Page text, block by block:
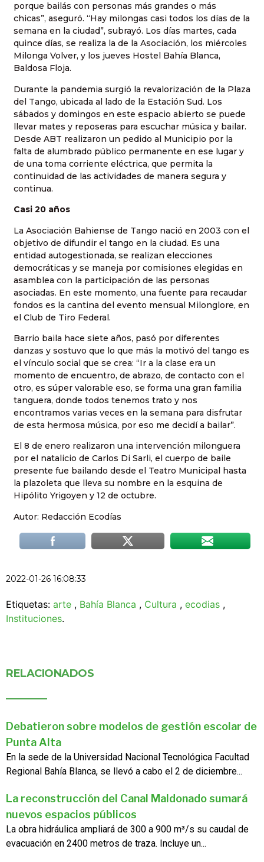
porque bailás con personas más grandes o más
chicas”, aseguró. “Hay milongas casi todos los días de la
semana en la ciudad”, subrayó. Los días martes, cada
quince días, se realiza la de la Asociación, los miércoles
Milonga Volver, y los jueves Hostel Bahía Blanca,
Baldosa Floja.
Durante la pandemia surgió la revalorización de la Plaza
del Tango, ubicada al lado de la Estación Sud. Los
sábados y domingos en este espacio abierto se puede
llevar mates y reposeras para escuchar música y bailar.
Desde ABT realizaron un pedido al Municipio por la
falta de alumbrado público permanente en ese lugar y
de una toma corriente eléctrica, que permita la
continuidad de las actividades de manera segura y
continua.
Casi 20 años
La Asociación Bahiense de Tango nació en 2003 con el
objetivo de difundir el tango en la ciudad. Es una
entidad autogestionada, se realizan elecciones
democráticas y se maneja por comisiones elegidas en
asamblea con la participación de las personas
asociadas. En este momento, una fuente para recaudar
fondos es la cantina del evento mensual Milonglore, en
el Club de Tiro Federal.
Barrio baila hace siete años, pasó por diferentes
danzas y sostuvo que lo que más la motivó del tango es
el vínculo social que se crea: “Ir a la clase era un
momento de encuentro, de abrazo, de contacto con el
otro, es súper valorable eso, se forma una gran familia
tanguera, donde todos tenemos trato y nos
encontramos varias veces en la semana para disfrutar
de esta hermosa música, por eso me decidí a bailar”.
El 8 de enero realizaron una intervención milonguera
por el natalicio de Carlos Di Sarli, el cuerpo de baile
presente fue bailando desde el Teatro Municipal hasta
la plazoleta que lleva su nombre en la esquina de
Hipólito Yrigoyen y 12 de octubre.
Autor: Redacción Ecodías
2022-01-26 16:08:33
Etiquetas: arte , Bahía Blanca , Cultura , ecodias ,
Instituciones.
RELACIONADOS
Debatieron sobre modelos de gestión escolar de
Punta Alta
En la sede de la Universidad Nacional Tecnológica Facultad
Regional Bahía Blanca, se llevó a cabo el 2 de diciembre...
La reconstrucción del Canal Maldonado sumará
nuevos espacios públicos
La obra hidráulica ampliará de 300 a 900 m³/s su caudal de
evacuación en 2400 metros de traza. Incluye un...